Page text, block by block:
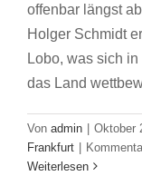
offenbar längst
Holger Schmidt
Lobo, was sich
das Land
Von admin | Oktober
Frankfurt |
Weiterlesen
Von
bei